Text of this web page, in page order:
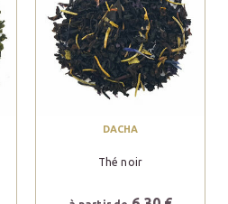
DACHA
Thé noir